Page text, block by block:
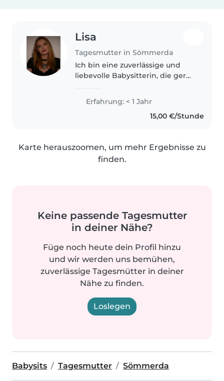
Lisa
Tagesmutter in Sömmerda
Ich bin eine zuverlässige und
liebevolle Babysitterin, die gerne
ist es wichtig, dass sich Kinder
wohl und sicher fühlen, deshalb
Erfahrung: < 1 Jahr
15,00 €/Stunde
Karte herauszoomen, um mehr Ergebnisse zu
finden.
Keine passende Tagesmutter
in deiner Nähe?
Füge noch heute dein Profil hinzu
und wir werden uns bemühen,
zuverlässige Tagesmütter in deiner
Nähe zu finden.
Loslegen
Babysits Tagesmutter Sömmerda